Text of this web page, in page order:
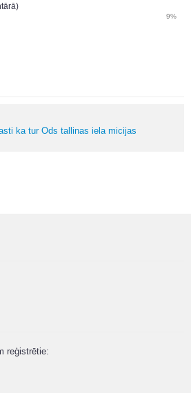
9%
ka tur Ods tallinas iela micijas
reģistrētie: